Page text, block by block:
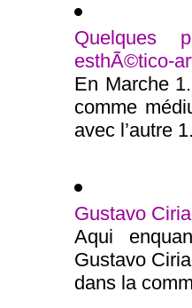
Quelques
esthÃ©tico-
En Marche
comme
avec l’autre
Gustavo
Aqui
Gustavo
dans la